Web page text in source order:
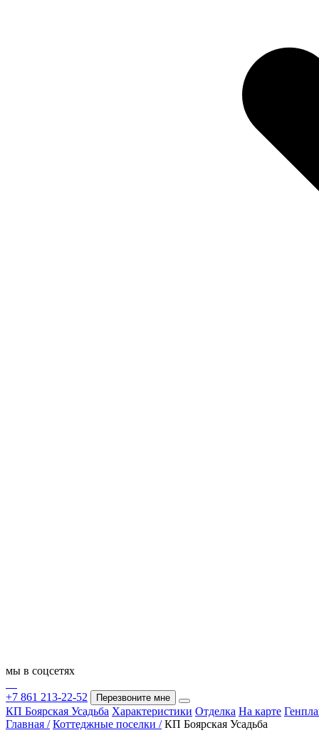
мы в соцсетях
+7 861 213-22-52 Перезвоните мне
КП Боярская Усадьба Характеристики Отделка На карте
Главная / Коттеджные поселки / КП Боярская Усадьба